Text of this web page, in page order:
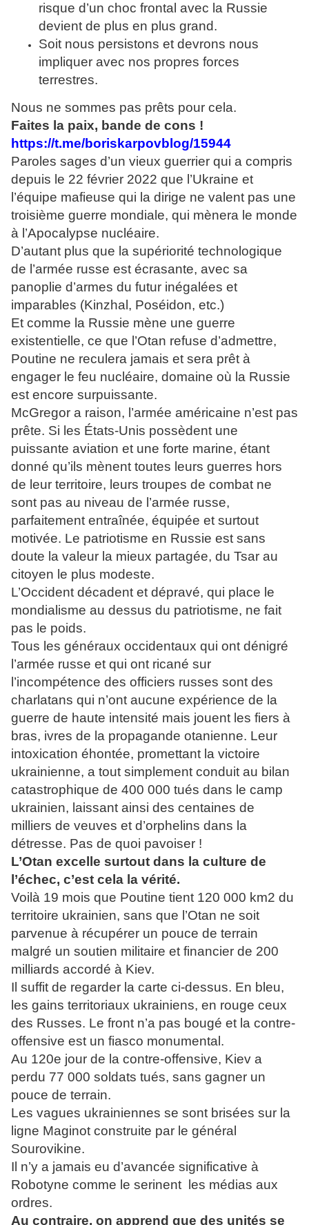
risque d’un choc frontal avec la Russie
devient de plus en plus grand.
Soit nous persistons et devrons nous
impliquer avec nos propres forces
terrestres.
Nous ne sommes pas prêts pour cela.
Faites la paix, bande de cons !
https://t.me/boriskarpovblog/15944
Paroles sages d’un vieux guerrier qui a compris
depuis le 22 février 2022 que l’Ukraine et
l’équipe mafieuse qui la dirige ne valent pas une
troisième guerre mondiale, qui mènera le monde
à l’Apocalypse nucléaire.
D’autant plus que la supériorité technologique
de l’armée russe est écrasante, avec sa
panoplie d’armes du futur inégalées et
imparables (Kinzhal, Poséidon, etc.)
Et comme la Russie mène une guerre
existentielle, ce que l’Otan refuse d’admettre,
Poutine ne reculera jamais et sera prêt à
engager le feu nucléaire, domaine où la Russie
est encore surpuissante.
McGregor a raison, l’armée américaine n’est pas
prête. Si les États-Unis possèdent une
puissante aviation et une forte marine, étant
donné qu’ils mènent toutes leurs guerres hors
de leur territoire, leurs troupes de combat ne
sont pas au niveau de l’armée russe,
parfaitement entraînée, équipée et surtout
motivée. Le patriotisme en Russie est sans
doute la valeur la mieux partagée, du Tsar au
citoyen le plus modeste.
L’Occident décadent et dépravé, qui place le
mondialisme au dessus du patriotisme, ne fait
pas le poids.
Tous les généraux occidentaux qui ont dénigré
l’armée russe et qui ont ricané sur
l’incompétence des officiers russes sont des
charlatans qui n’ont aucune expérience de la
guerre de haute intensité mais jouent les fiers à
bras, ivres de la propagande otanienne. Leur
intoxication éhontée, promettant la victoire
ukrainienne, a tout simplement conduit au bilan
catastrophique de 400 000 tués dans le camp
ukrainien, laissant ainsi des centaines de
milliers de veuves et d’orphelins dans la
détresse. Pas de quoi pavoiser !
L’Otan excelle surtout dans la culture de
l’échec, c’est cela la vérité.
Voilà 19 mois que Poutine tient 120 000 km2 du
territoire ukrainien, sans que l’Otan ne soit
parvenue à récupérer un pouce de terrain
malgré un soutien militaire et financier de 200
milliards accordé à Kiev.
Il suffit de regarder la carte ci-dessus. En bleu,
les gains territoriaux ukrainiens, en rouge ceux
des Russes. Le front n’a pas bougé et la contre-
offensive est un fiasco monumental.
Au 120e jour de la contre-offensive, Kiev a
perdu 77 000 soldats tués, sans gagner un
pouce de terrain.
Les vagues ukrainiennes se sont brisées sur la
ligne Maginot construite par le général
Sourovikine.
Il n’y a jamais eu d’avancée significative à
Robotyne comme le serinent les médias aux
ordres.
Au contraire, on apprend que des unités se